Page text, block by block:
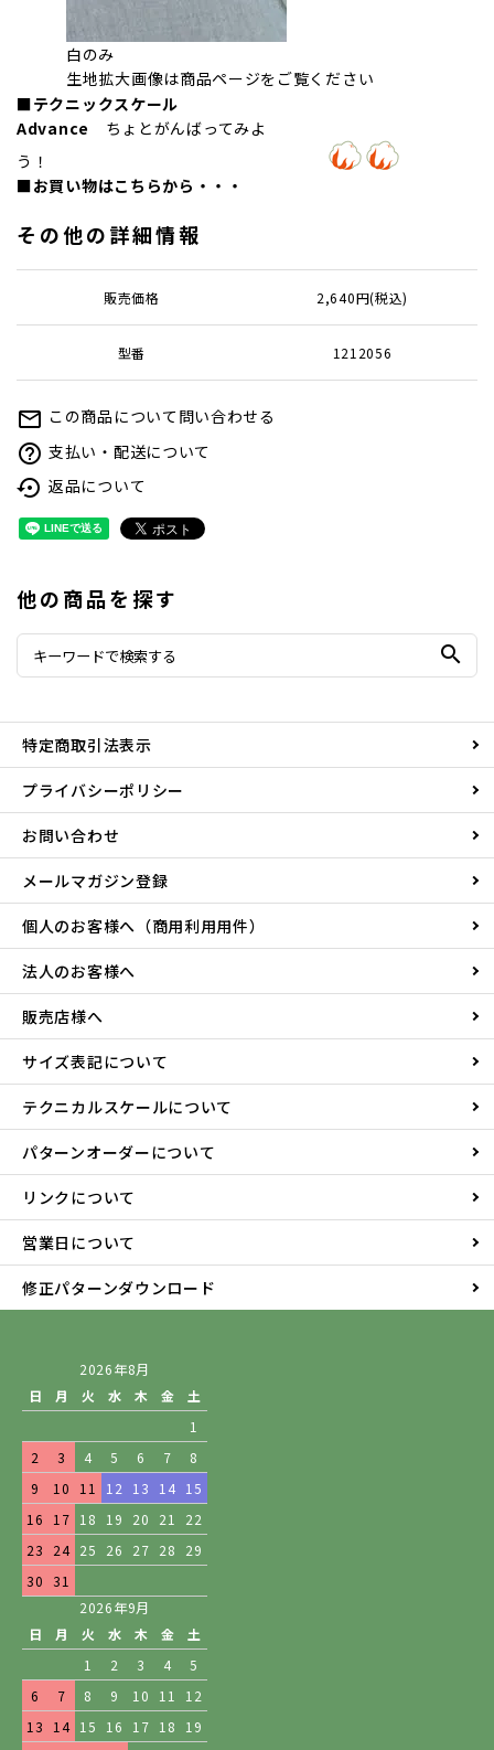
白のみ
生地拡大画像は商品ページをご覧ください
■テクニックスケール
Advance ちょとがんばってみよ
う！
■お買い物はこちらから・・・
その他の詳細情報
販売価格 2,640円(税込)
型番 1212056
mail_outline この商品について問い合わせる
help_outline 支払い・配送について
settings_backup_restore 返品について
他の商品を探す
search
特定商取引法表示
プライバシーポリシー
お問い合わせ
メールマガジン登録
個人のお客様へ（商用利用用件）
法人のお客様へ
販売店様へ
サイズ表記について
テクニカルスケールについて
パターンオーダーについて
リンクについて
営業日について
修正パターンダウンロード
2026年8月
日
月 火 水 木 金
土
1
2
3 4 5 6 7
8
9
10 11 12 13 14 15
16
17 18 19 20 21
22
23
24 25 26 27 28
29
30
31
2026年9月
日
月 火 水 木 金
土
1
2 3 4
5
6
7 8 9 10 11
12
13
14 15 16 17 18
19